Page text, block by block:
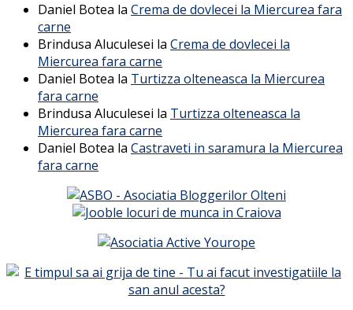
Daniel Botea la Crema de dovlecei la Miercurea fara
carne
Brindusa Aluculesei la Crema de dovlecei la
Miercurea fara carne
Daniel Botea la Turtizza olteneasca la Miercurea
fara carne
Brindusa Aluculesei la Turtizza olteneasca la
Miercurea fara carne
Daniel Botea la Castraveti in saramura la Miercurea
fara carne